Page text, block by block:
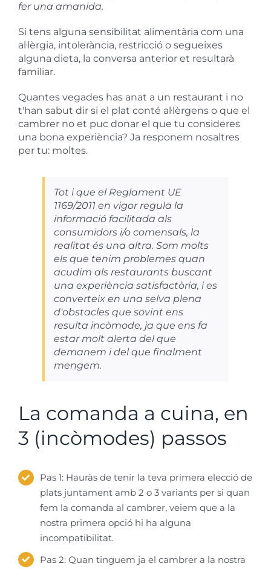
fer una amanida.
Si tens alguna sensibilitat alimentària com una
al·lèrgia, intolerància, restricció o segueixes
alguna dieta, la conversa anterior et resultarà
familiar.
Quantes vegades has anat a un restaurant i no
t'han sabut dir si el plat conté al·lèrgens o que el
cambrer no et puc donar el que tu consideres
una bona experiència? Ja responem nosaltres
per tu: moltes.
Tot i que el Reglament UE
1169/2011 en vigor regula la
informació facilitada als
consumidors i/o comensals, la
realitat és una altra. Som molts
els que tenim problemes quan
acudim als restaurants buscant
una experiència satisfactòria, i es
converteix en una selva plena
d'obstacles que sovint ens
resulta incòmode, ja que ens fa
estar molt alerta del que
demanem i del que finalment
mengem.
La comanda a cuina, en
3 (incòmodes) passos
Pas 1: Hauràs de tenir la teva primera elecció de
plats juntament amb 2 o 3 variants per si quan
fem la comanda al cambrer, veiem que a la
nostra primera opció hi ha alguna
incompatibilitat.
Pas 2: Quan tinguem ja el cambrer a la nostra